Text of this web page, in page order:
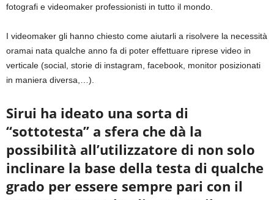
fotografi e videomaker professionisti in tutto il mondo.
I videomaker gli hanno chiesto come aiutarli a risolvere la necessità
oramai nata qualche anno fa di poter effettuare riprese video in
verticale (social, storie di instagram, facebook, monitor posizionati
in maniera diversa,…).
Sirui ha ideato una sorta di
“sottotesta” a sfera che dà la
possibilità all’utilizzatore di non solo
inclinare la base della testa di qualche
grado per essere sempre pari con il